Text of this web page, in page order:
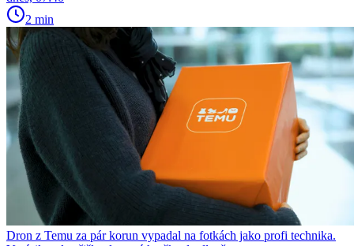
2 min
Dron z Temu za pár korun vypadal na fotkách jako profi technika.